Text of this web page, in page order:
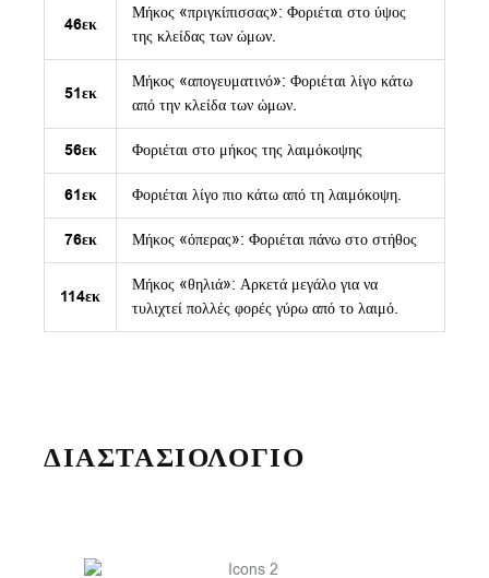
46εκ
Μήκος «πριγκίπισσας»: Φοριέται στο ύψος
της κλείδας των ώμων.
51εκ
Μήκος «απογευματινό»: Φοριέται λίγο κάτω
από την κλείδα των ώμων.
56εκ Φοριέται στο μήκος της λαιμόκοψης
61εκ Φοριέται λίγο πιο κάτω από τη λαιμόκοψη.
76εκ Μήκος «όπερας»: Φοριέται πάνω στο στήθος
114εκ
Μήκος «θηλιά»: Αρκετά μεγάλο για να
τυλιχτεί πολλές φορές γύρω από το λαιμό.
ΔΙΑΣΤΑΣΙΟΛΟΓΙΟ